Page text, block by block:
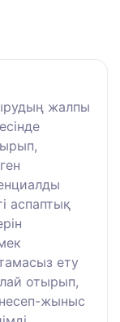
жалпы
аспаптық
ету
отырып,
жыныс